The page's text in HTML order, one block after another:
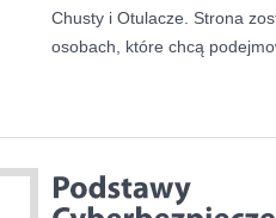
Chusty i Otulacze. Strona
osobach, które chcą